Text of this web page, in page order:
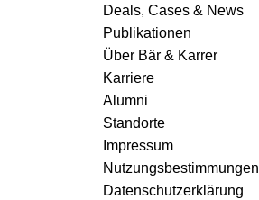
Deals, Cases & News
Publikationen
Über Bär & Karrer
Karriere
Alumni
Standorte
Impressum
Nutzungsbestimmungen
Datenschutzerklärung